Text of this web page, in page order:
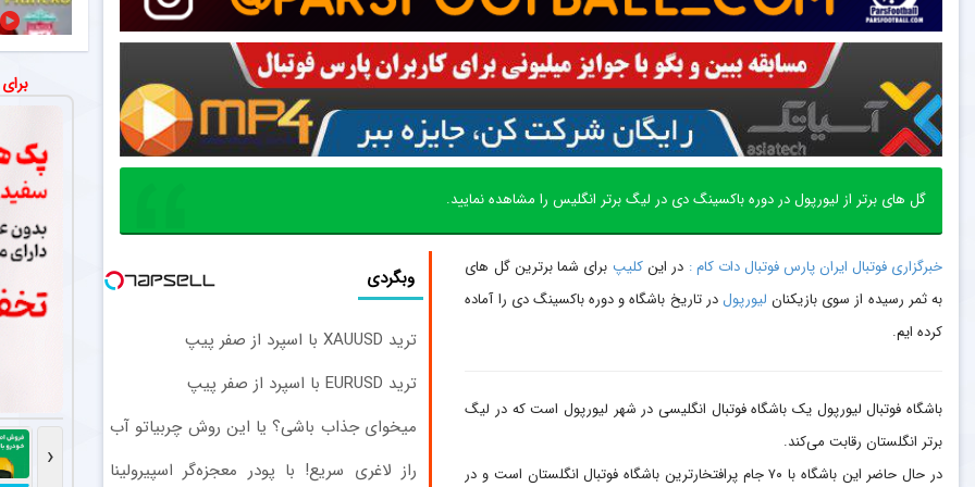
گل های برتر از لیورپول در دوره باکسینگ دی در لیگ برتر انگلیس را مشاهده نمایید.
وبگردی
ترید XAUUSD با اسپرد از صفر پیپ
ترید EURUSD با اسپرد از صفر پیپ
میخوای جذاب باشی؟ یا این روش چربیاتو آب
راز لاغری سریع! با پودر معجزه‌گر اسپیرولینا
خبرگزاری فوتبال ایران پارس فوتبال دات کام : در اینکلیپ برای شما برترین گل های
به ثمر رسیده از سوی بازیکنان لیورپول در تاریخ باشگاه و دوره باکسینگ دی را آماده
کرده ایم.
باشگاه فوتبال لیورپول یک باشگاه فوتبال انگلیسی در شهر لیورپول است که در لیگ
برتر انگلستان رقابت می‌کند.
در حال حاضر این باشگاه با ۷۰ جام پرافتخارترین باشگاه فوتبال انگلستان است و در
با وجود شایعات، امیر جعفری،
خبر
عکس پایان
سیامک
انصراف
مرتضی
‹